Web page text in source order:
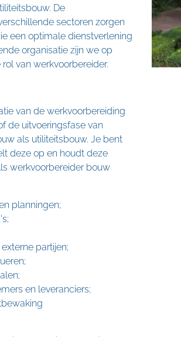
De
sectoren zorgen
een optimale dienstverlening
organisatie zijn we op
van werkvoorbereider.
van de werkvoorbereiding
de uitvoeringsfase van
als utiliteitsbouw. Je bent
deze op en houdt deze
werkvoorbereider bouw
planningen;
partijen;
en leveranciers;